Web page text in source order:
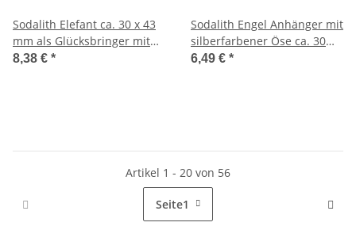
Sodalith Elefant ca. 30 x 43
mm als Glücksbringer mit
Rüssel nach oben
8,38 € *
Sodalith Engel Anhänger mit
silberfarbener Öse ca. 30
mm
6,49 € *
Artikel 1 - 20 von 56
Seite1